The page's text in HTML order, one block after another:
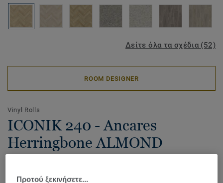
Δείτε όλα τα σχέδια (52)
ROOM DESIGNER
Vinyl Rolls
ICONIK 240 - Ancares
Herringbone ALMOND
traffic areas in a wide range of timeless designs, the
Προτού ξεκινήσετε...